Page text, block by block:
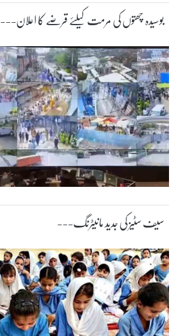
بوسیدہ چھتوں کی مرمت کیلئے قرضے کا اعلان---
سیف سٹیز کی جدید مانیٹرنگ---